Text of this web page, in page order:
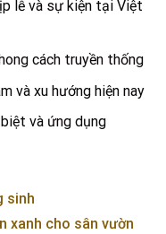
lễ và sự kiện tại Việt
cách truyền thống
và xu hướng hiện nay
và ứng dụng
sinh
xanh cho sân vườn